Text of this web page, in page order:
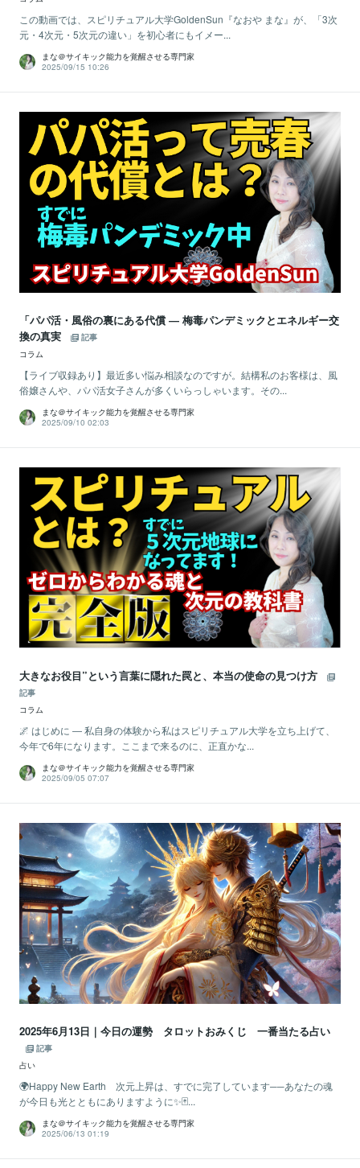
この動画では、スピリチュアル大学GoldenSun『なおや まな』が、「3次
元・4次元・5次元の違い」を初心者にもイメー...
まな＠サイキック能力を覚醒させる専門家
2025/09/15 10:26
「パパ活・風俗の裏にある代償 ― 梅毒パンデミックとエネルギー交
換の真実
記事
コラム
【ライブ収録あり】最近多い悩み相談なのですが。結構私のお客様は、風
俗嬢さんや、パパ活女子さんが多くいらっしゃいます。その...
まな＠サイキック能力を覚醒させる専門家
2025/09/10 02:03
大きなお役目”という言葉に隠れた罠と、本当の使命の見つけ方
記事
コラム
🌌 はじめに ― 私自身の体験から私はスピリチュアル大学を立ち上げて、
今年で6年になります。ここまで来るのに、正直かな...
まな＠サイキック能力を覚醒させる専門家
2025/09/05 07:07
2025年6月13日｜今日の運勢 タロットおみくじ 一番当たる占い
記事
占い
🌍Happy New Earth 次元上昇は、すでに完了しています──あなたの魂
が今日も光とともにありますように✨🃏...
まな＠サイキック能力を覚醒させる専門家
2025/06/13 01:19